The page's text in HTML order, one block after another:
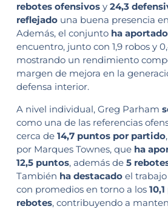
rebotes ofensivosy 24,3
reflejadouna buena presencia
Además, el conjunto ha aportado
encuentro, junto con 1,9 robos y
mostrando un rendimiento
margen de mejora en la
defensa interior.
A nivel individual, Greg Parham
como una de las referencias
cerca de 14,7 puntos por partido
por Marques Townes, que ha
12,5 puntos, además de 5
También ha destacadoel trabajo
con promedios en torno a los
rebotes, contribuyendo a